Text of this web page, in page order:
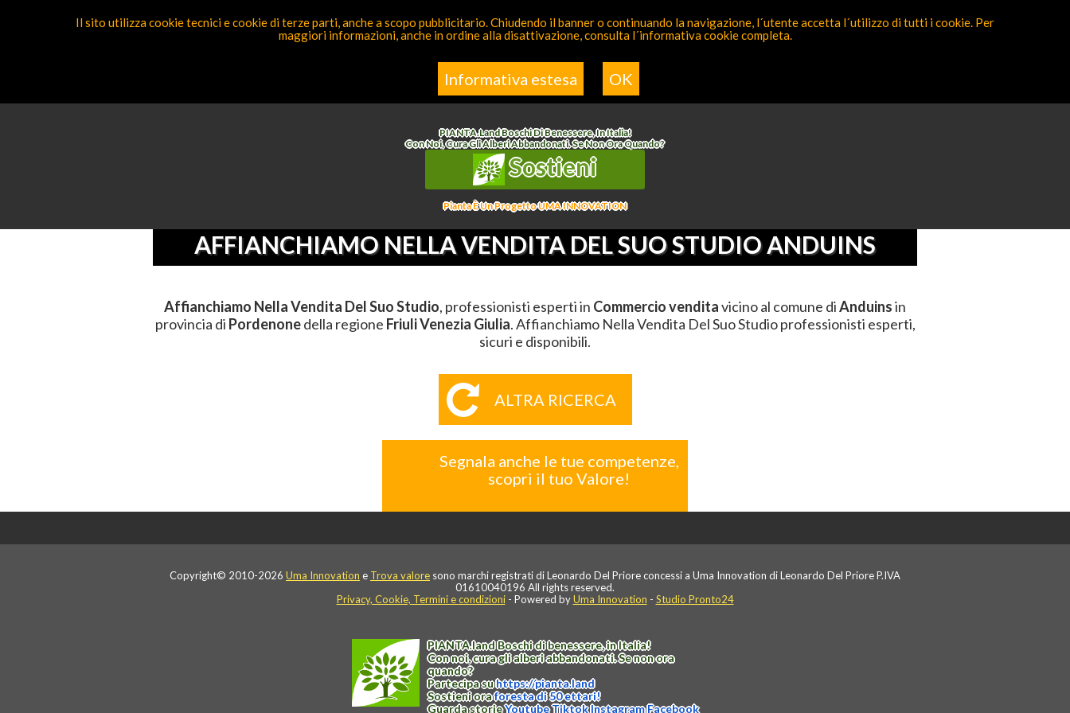
Affianchiamo Nella Vendita Del Suo Studio>Friuli Venezia Giulia
PIANTA.LandBoschi Di Benessere, In Italia!
Con Noi, Cura Gli Alberi Abbandonati. Se Non Ora Quando?
Sostieni
Pianta È Un Progetto UMA INNOVATION
AFFIANCHIAMO NELLA VENDITA DEL SUO STUDIO ANDUINS
Affianchiamo Nella Vendita Del Suo Studio, professionisti esperti in Commercio venditavicino al comune diAnduinsin
provincia di Pordenonedella regione Friuli Venezia Giulia. Affianchiamo Nella Vendita Del Suo Studio professionisti esperti,
sicuri e disponibili.
ALTRA RICERCA
Segnala anche le tue competenze,
scopri il tuo Valore!
Copyright© 2010-2026 Uma Innovation e Trova valore sono marchi registrati di Leonardo Del Priore concessi a Uma Innovation di Leonardo Del Priore P.IVA
01610040196 All rights reserved.
Privacy, Cookie, Termini e condizioni- Powered byUma Innovation - Studio Pronto24
PIANTA.landBoschi di benessere, in Italia!
Con noi, cura gli alberi abbandonati. Se non ora
quando?
Partecipa suhttps://pianta.land
Sostieni oraforesta di 50 ettari!
Guarda storieYoutubeTiktokInstagramFacebook
Il sito utilizza cookie tecnici e cookie di terze parti, anche a scopo pubblicitario. Chiudendo il banner o continuando la navigazione, l´utente accetta l´utilizzo di tutti i cookie. Per
maggiori informazioni, anche in ordine alla disattivazione, consulta l´informativa cookie completa.
Informativa estesa OK